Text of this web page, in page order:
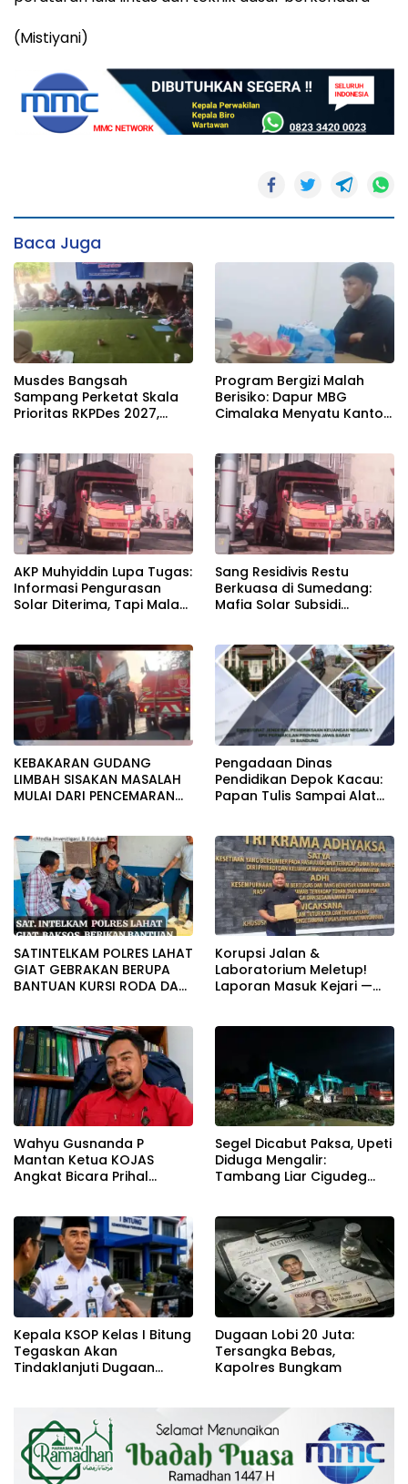
(Mistiyani)
Baca Juga
Musdes Bangsah
Sampang Perketat Skala
Prioritas RKPDes 2027,
pada pemerataan yang
seragam
Program Bergizi Malah
Berisiko: Dapur MBG
Cimalaka Menyatu Kantor
AKP Muhyiddin Lupa Tugas:
Informasi Pengurasan
Solar Diterima, Tapi Malah
Sang Residivis Restu
Berkuasa di Sumedang:
Mafia Solar Subsidi
Bungkam
KEBAKARAN GUDANG
LIMBAH SISAKAN MASALAH
MULAI DARI PENCEMARAN
IZIN LINGKUNGAN
Pengadaan Dinas
Pendidikan Depok Kacau:
Papan Tulis Sampai Alat
Disembunyikan!
SATINTELKAM POLRES LAHAT
GIAT GEBRAKAN BERUPA
BANTUAN KURSI RODA DAN
Korupsi Jalan &
Laboratorium Meletup!
Laporan Masuk Kejari —
Wahyu Gusnanda P
Mantan Ketua KOJAS
Angkat Bicara Prihal
Segel Dicabut Paksa, Upeti
Diduga Mengalir:
Tambang Liar Cigudeg
Kepala KSOP Kelas I Bitung
Tegaskan Akan
Tindaklanjuti Dugaan
Masyarakat
Dugaan Lobi 20 Juta:
Tersangka Bebas,
Kapolres Bungkam